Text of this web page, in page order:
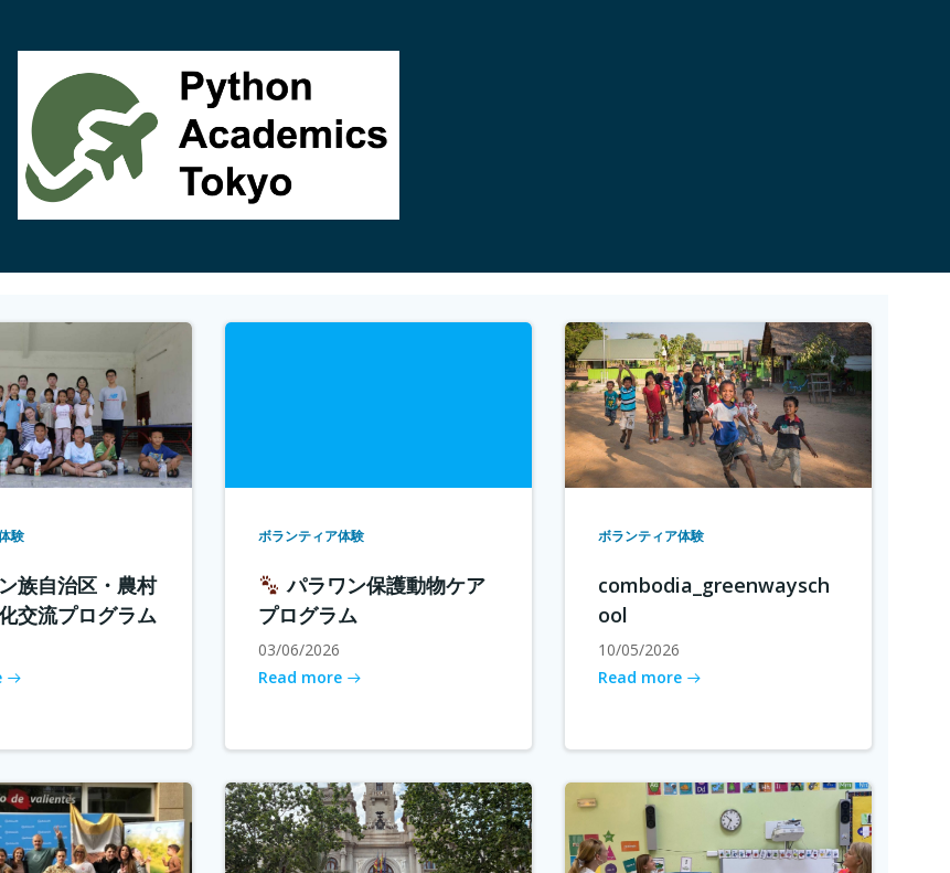
験
族自治区・農村
交流プログラム
ボランティア体験
パラワン保護動物ケア
プログラム
03/06/2026
Read more
ボランティア体験
combodia_greenwaysch
ool
10/05/2026
Read more